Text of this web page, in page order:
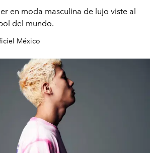
en moda masculina de lujo viste al
del mundo.
México